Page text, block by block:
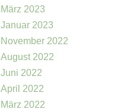
März 2023
Januar 2023
November 2022
August 2022
Juni 2022
April 2022
März 2022